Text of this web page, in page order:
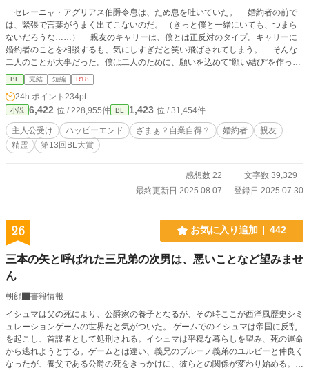
セレーニャ・アグリアス伯爵令息は、ため息を吐いていた。 婚約者の前で
は、緊張で言葉がうまく出てこないのだ。 （きっと僕と一緒にいても、つまら
ないだろうな……） 親友のキャリーは、僕とは正反対のタイプ。キャリーに
婚約者のことを相談するも、気にしすぎだと笑い飛ばされてしまう。 そんな
二人のことが大事だった。僕は二人のために、願いを込めて“願い結び”を作って
いたのに……。 ※エロは番外編にて。本編にはありません ※主人公は綺麗系受
け ※三万字くらい。さっくりお読みいただけます。たぶん
BL 完結 短編 R18
24h.ポイント 234pt
小説 6,422 位 / 228,955件 BL 1,423 位 / 31,454件
主人公受け ハッピーエンド ざまぁ？自業自得？ 婚約者
親友
精霊
第13回BL大賞
感想数 22
文字数 39,329
最終更新日 2025.08.07
登録日 2025.07.30
26 お気に入り追加 442
三本の矢と呼ばれた三兄弟の次男は、悪いことなど望みませ
ん
朝顔
書籍情報
イシュマは父の死により、公爵家の養子となるが、その時ここが西洋風歴史シミ
ュレーションゲームの世界だと気がついた。 ゲームでのイシュマは帝国に反乱
を起こし、首謀者として処刑される。イシュマは平穏な暮らしを望み、死の運命
から逃れようとする。ゲームとは違い、義兄のブルーノ義弟のユルビーと仲良く
なったが、養父である公爵の死をきっかけに、彼らとの関係が変わり始める。